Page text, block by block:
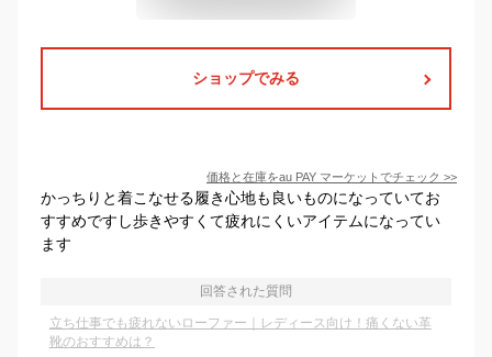
ショップでみる
価格と在庫をau PAY マーケット でチェック >>
かっちりと着こなせる履き心地も良いものになっていてお
すすめですし歩きやすくて疲れにくいアイテムになってい
ます
回答された質問
立ち仕事でも疲れないローファー｜レディース向け！痛くない革
靴のおすすめは？